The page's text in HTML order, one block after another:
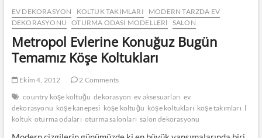
EV DEKORASYON KOLTUK TAKIMLARI
MODERN TARZDA EV
DEKORASYONU
OTURMA ODASI MODELLERI SALON
Metropol Evlerine Konuğuz Bugün
Temamız Köşe Koltukları
Ekim 4, 2012
2 Comments
country köşe koltuğu dekorasyon ev aksesuarları ev
dekorasyonu köşe kanepesi köşe koltuğu köşe koltukları köşe takımları l
koltuk oturma odaları oturma salonları salon dekorasyonu